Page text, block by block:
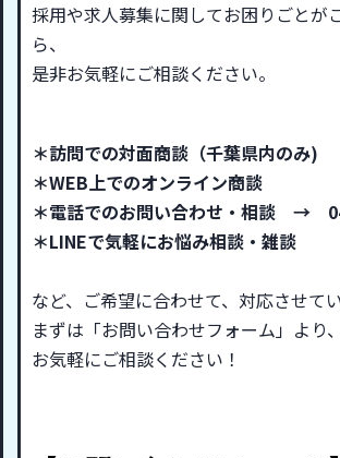
採用や求人募集に関してお困りごとが
ら、
是非お気軽にご相談ください。
＊訪問での対面商談（千葉県内のみ)
＊WEB上でのオンライン商談
＊電話でのお問い合わせ・相談 →
＊LINEで気軽にお悩み相談・雑談
など、ご希望に合わせて、対応させて
まずは「お問い合わせフォーム」より、
お気軽にご相談ください！